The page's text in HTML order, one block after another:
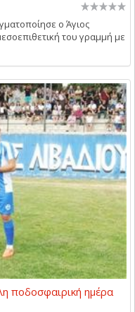
ο Άγιος
του γραμμή με
ποδοσφαιρική ημέρα